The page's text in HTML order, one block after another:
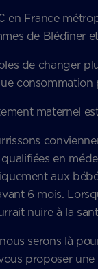
en France
de Blédîner
de changer
maternel
en
aux
6 mois.
nuire à la
serons là
proposer